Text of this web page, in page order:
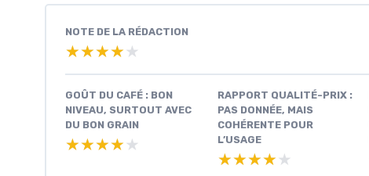
NOTE DE LA RÉDACTION
★★★★★
★★★★★
GOÛT DU CAFÉ : BON
NIVEAU, SURTOUT AVEC
DU BON GRAIN
★★★★★
★★★★★
RAPPORT QUALITÉ-PRIX :
PAS DONNÉE, MAIS
COHÉRENTE POUR
L’USAGE
★★★★★
★★★★★